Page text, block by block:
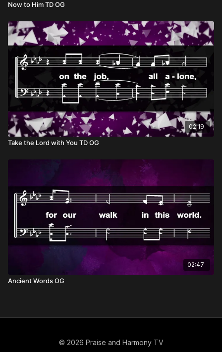
Now to Him TD OG
02:19
Take the Lord with You TD OG
02:47
Ancient Words OG
© 2026 Praise and Harmony TV